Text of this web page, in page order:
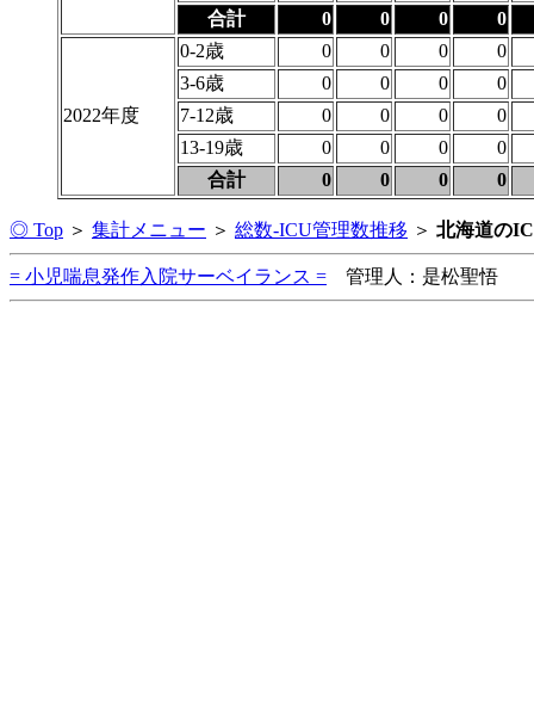
合計
0 0 0 0
2022年度
0-2歳 0 0 0
0
3-6歳
0 0 0
0
7-12歳
0 0 0
0
13-19歳
0 0 0
0
合計
0 0 0 0
◎ Top ＞ 集計メニュー ＞ 総数-ICU管理数推移 ＞ 北海道の
= 小児喘息発作入院サーベイランス = 管理人：是松聖悟